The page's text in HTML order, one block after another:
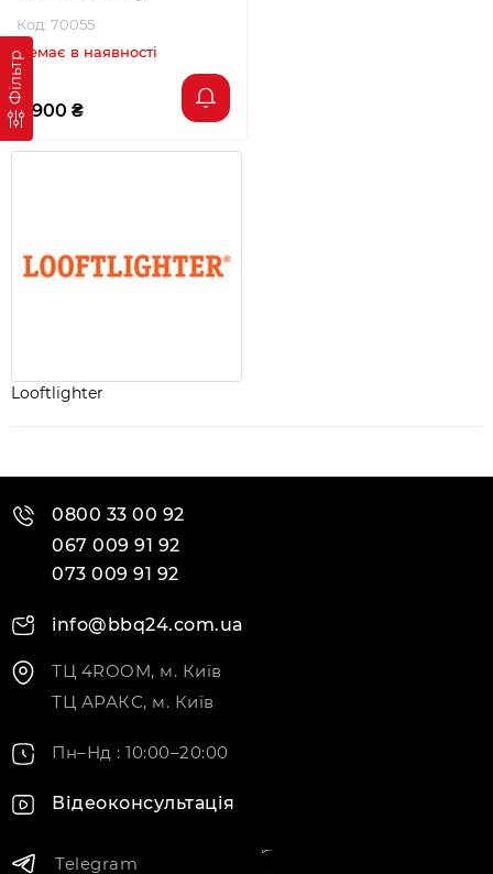
Фільтр
Код: 70055
Немає в наявності
9 900 ₴
Looftlighter
0800 33 00 92
067 009 91 92
073 009 91 92
info@bbq24.com.ua
ТЦ 4ROOM, м. Київ
ТЦ АРАКС, м. Київ
Пн–Нд : 10:00–20:00
Відеоконсультація
Telegram